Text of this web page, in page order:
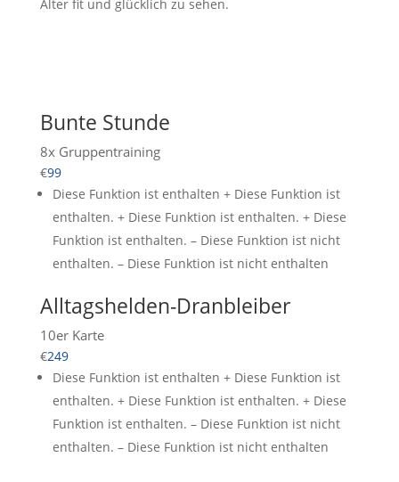
Alter fit und glücklich zu sehen.
Bunte Stunde
8x Gruppentraining
€99
Diese Funktion ist enthalten + Diese Funktion ist
enthalten. + Diese Funktion ist enthalten. + Diese
Funktion ist enthalten. – Diese Funktion ist nicht
enthalten. – Diese Funktion ist nicht enthalten
Alltagshelden-Dranbleiber
10er Karte
€249
Diese Funktion ist enthalten + Diese Funktion ist
enthalten. + Diese Funktion ist enthalten. + Diese
Funktion ist enthalten. – Diese Funktion ist nicht
enthalten. – Diese Funktion ist nicht enthalten